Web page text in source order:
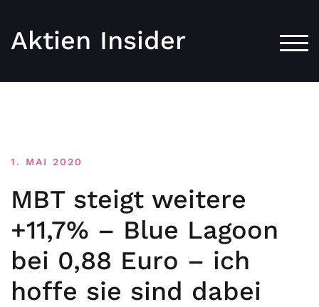
Aktien Insider
1. MAI 2020
MBT steigt weitere
+11,7% – Blue Lagoon
bei 0,88 Euro – ich
hoffe sie sind dabei